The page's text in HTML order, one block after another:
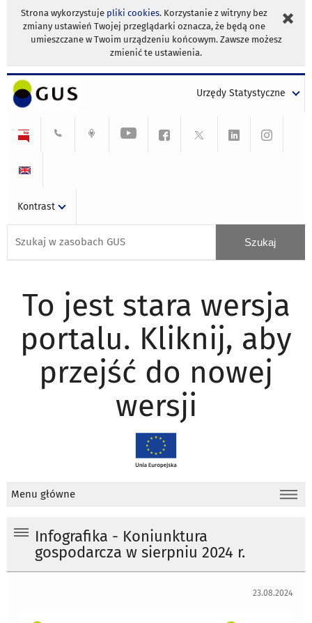
Strona wykorzystuje pliki cookies. Korzystanie z witryny bez
zmiany ustawień Twojej przeglądarki oznacza, że będą one
umieszczane w Twoim urządzeniu końcowym. Zawsze możesz
zmienić te ustawienia.
Urzędy Statystyczne
Kontrast
To jest stara wersja
portalu. Kliknij, aby
przejść do nowej
wersji
Menu główne
Infografika - Koniunktura
gospodarcza w sierpniu 2024 r.
23.08.2024